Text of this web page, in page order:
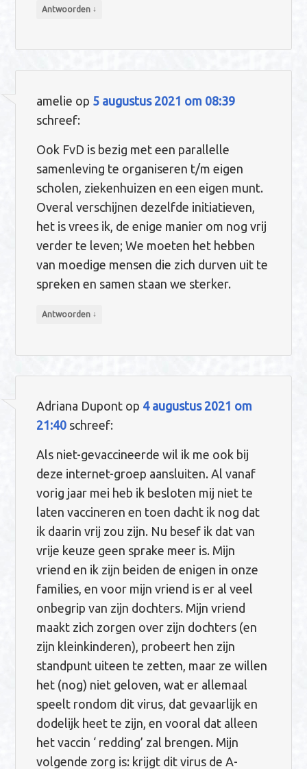
Antwoorden ↓
amelie op 5 augustus 2021 om 08:39
schreef:
Ook FvD is bezig met een parallelle
samenleving te organiseren t/m eigen
scholen, ziekenhuizen en een eigen munt.
Overal verschijnen dezelfde initiatieven,
het is vrees ik, de enige manier om nog vrij
verder te leven; We moeten het hebben
van moedige mensen die zich durven uit te
spreken en samen staan we sterker.
Antwoorden ↓
Adriana Dupontop 4 augustus 2021 om
21:40 schreef:
Als niet-gevaccineerde wil ik me ook bij
deze internet-groep aansluiten. Al vanaf
vorig jaar mei heb ik besloten mij niet te
laten vaccineren en toen dacht ik nog dat
ik daarin vrij zou zijn. Nu besef ik dat van
vrije keuze geen sprake meer is. Mijn
vriend en ik zijn beiden de enigen in onze
families, en voor mijn vriend is er al veel
onbegrip van zijn dochters. Mijn vriend
maakt zich zorgen over zijn dochters (en
zijn kleinkinderen), probeert hen zijn
standpunt uiteen te zetten, maar ze willen
het (nog) niet geloven, wat er allemaal
speelt rondom dit virus, dat gevaarlijk en
dodelijk heet te zijn, en vooral dat alleen
het vaccin ‘ redding’ zal brengen. Mijn
volgende zorg is: krijgt dit virus de A-